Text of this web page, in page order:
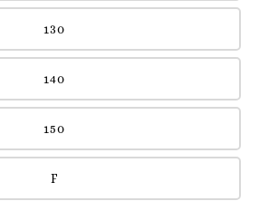
130
140
150
F